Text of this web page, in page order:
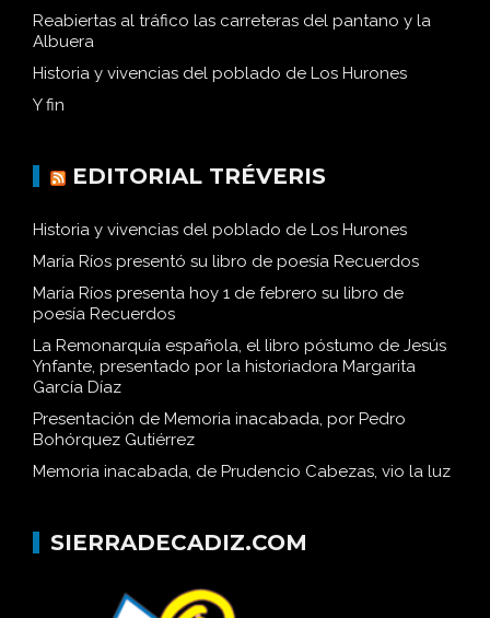
Reabiertas al tráfico las carreteras del pantano y la
Albuera
Historia y vivencias del poblado de Los Hurones
Y fin
EDITORIAL TRÉVERIS
Historia y vivencias del poblado de Los Hurones
María Ríos presentó su libro de poesía Recuerdos
María Ríos presenta hoy 1 de febrero su libro de
poesía Recuerdos
La Remonarquía española, el libro póstumo de Jesús
Ynfante, presentado por la historiadora Margarita
García Díaz
Presentación de Memoria inacabada, por Pedro
Bohórquez Gutiérrez
Memoria inacabada, de Prudencio Cabezas, vio la luz
SIERRADECADIZ.COM